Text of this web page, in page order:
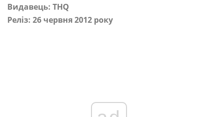
Видавець: THQ
Реліз: 26 червня 2012 року